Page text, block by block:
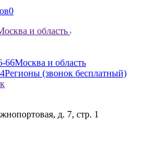
0
и область
66Москва и область
Регионы (звонок бесплатный)
д. 7, стр. 1